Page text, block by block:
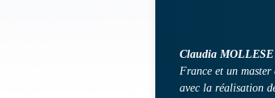
Claudia MOLLESE
France et un
avec la réalisation